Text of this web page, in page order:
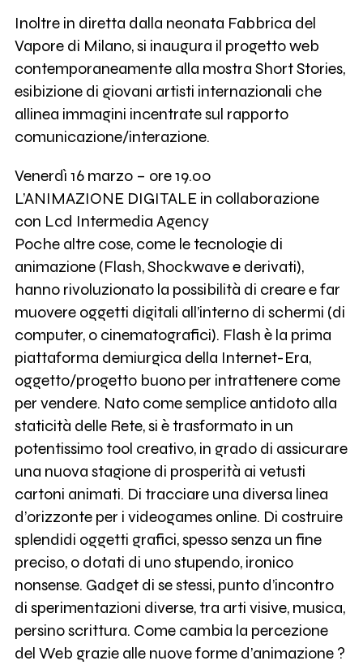
Inoltre in diretta dalla neonata Fabbrica del
Vapore di Milano, si inaugura il progetto web
contemporaneamente alla mostra Short Stories,
esibizione di giovani artisti internazionali che
allinea immagini incentrate sul rapporto
comunicazione/interazione.
Venerdì 16 marzo – ore 19.00
L’ANIMAZIONE DIGITALE in collaborazione
con Lcd Intermedia Agency
Poche altre cose, come le tecnologie di
animazione (Flash, Shockwave e derivati),
hanno rivoluzionato la possibilità di creare e far
muovere oggetti digitali all’interno di schermi (di
computer, o cinematografici). Flash è la prima
piattaforma demiurgica della Internet-Era,
oggetto/progetto buono per intrattenere come
per vendere. Nato come semplice antidoto alla
staticità delle Rete, si è trasformato in un
potentissimo tool creativo, in grado di assicurare
una nuova stagione di prosperità ai vetusti
cartoni animati. Di tracciare una diversa linea
d’orizzonte per i videogames online. Di costruire
splendidi oggetti grafici, spesso senza un fine
preciso, o dotati di uno stupendo, ironico
nonsense. Gadget di se stessi, punto d’incontro
di sperimentazioni diverse, tra arti visive, musica,
persino scrittura. Come cambia la percezione
del Web grazie alle nuove forme d’animazione ?